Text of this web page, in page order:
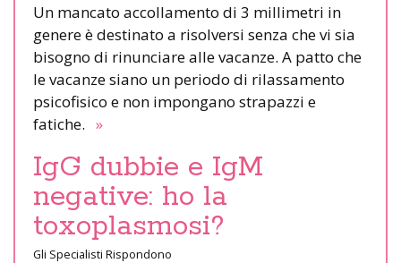
Un mancato accollamento di 3 millimetri in
genere è destinato a risolversi senza che vi sia
bisogno di rinunciare alle vacanze. A patto che
le vacanze siano un periodo di rilassamento
psicofisico e non impongano strapazzi e
fatiche. »
IgG dubbie e IgM
negative: ho la
toxoplasmosi?
Gli Specialisti Rispondono